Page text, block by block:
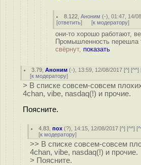
8.122 ,Аноним (-), 01:47, 14/
[ответить] [к модератору]
они-то хорошо работают,
Промышленность перешла
свёрнут, показать
3.79 ,Аноним (-), 13:59, 12/08/2017 [^] [^^]
[к модератору]
> В списке совсем-совсем
4chan, vibe, nasdaq(!) и прочие.
Поясните.
4.83 ,пох (?), 14:15, 12/08/2017 [^] [^^] [
[к модератору]
>> В списке совсем-совсем
4chan, vibe, nasdaq(!) и прочие.
> Поясните.